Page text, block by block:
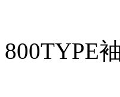
800TYPE